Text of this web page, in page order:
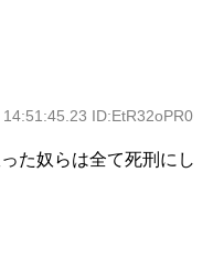
ID:EtR32oPR0
た奴らは全て死刑にし